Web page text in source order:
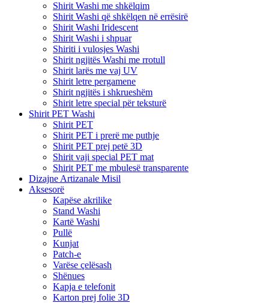
Shirit Washi me shkëlqim
Shirit Washi që shkëlqen në errësirë
Shirit Washi Iridescent
Shirit Washi i shpuar
Shiriti i vulosjes Washi
Shirit ngjitës Washi me rrotull
Shirit larës me vaj UV
Shirit letre pergamene
Shirit ngjitës i shkrueshëm
Shirit letre special për teksturë
Shirit PET Washi
Shirit PET
Shirit PET i prerë me puthje
Shirit PET prej petë 3D
Shirit vaji special PET mat
Shirit PET me mbulesë transparente
Dizajne Artizanale Misil
Aksesorë
Kapëse akrilike
Stand Washi
Kartë Washi
Pullë
Kunjat
Patch-e
Varëse çelësash
Shënues
Kapja e telefonit
Karton prej folie 3D